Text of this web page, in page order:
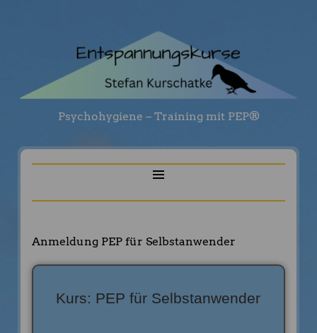
Psychohygiene – Training mit PEP®
Anmeldung PEP für Selbstanwender
Kurs: PEP für Selbstanwender